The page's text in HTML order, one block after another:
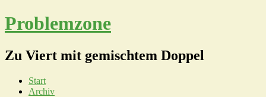
Problemzone
Zu Viert mit gemischtem Doppel
Start
Archiv